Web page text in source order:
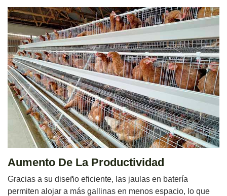
Aumento De La Productividad
Gracias a su diseño eficiente, las jaulas en batería
permiten alojar a más gallinas en menos espacio, lo que